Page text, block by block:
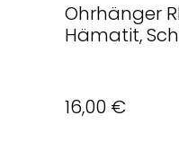
Ohrhänger
Hämatit,
16,00 €